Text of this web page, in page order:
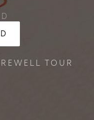
TOUR